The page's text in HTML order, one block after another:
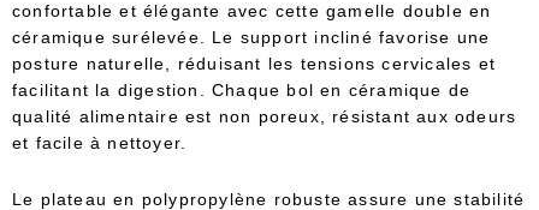
confortable et élégante avec cette gamelle double en
céramique surélevée. Le support incliné favorise une
posture naturelle, réduisant les tensions cervicales et
facilitant la digestion. Chaque bol en céramique de
qualité alimentaire est non poreux, résistant aux odeurs
et facile à nettoyer.
Le plateau en polypropylène robuste assure une stabilité